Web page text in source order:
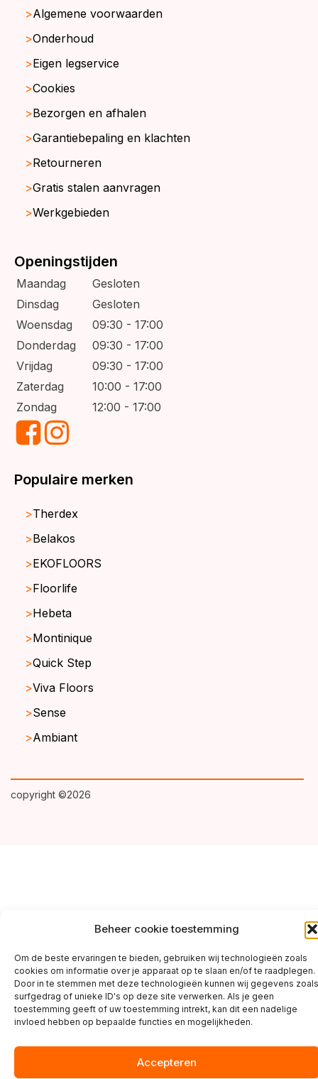
Beheer cookie toestemming
Om de beste ervaringen te bieden, gebruiken wij technologieën zoals
cookies om informatie over je apparaat op te slaan en/of te raadplegen.
Door in te stemmen met deze technologieën kunnen wij gegevens zoals
surfgedrag of unieke ID's op deze site verwerken. Als je geen
toestemming geeft of uw toestemming intrekt, kan dit een nadelige
invloed hebben op bepaalde functies en mogelijkheden.
Accepteren
Algemene voorwaarden
Onderhoud
Eigen legservice
Cookies
Bezorgen en afhalen
Garantiebepaling en klachten
Retourneren
Gratis stalen aanvragen
Werkgebieden
Openingstijden
Maandag
Gesloten
Dinsdag
Gesloten
Woensdag
09:30 - 17:00
Donderdag
09:30 - 17:00
Vrijdag
09:30 - 17:00
Zaterdag
10:00 - 17:00
Zondag
12:00 - 17:00
Populaire merken
Therdex
Belakos
EKOFLOORS
Floorlife
Hebeta
Montinique
Quick Step
Viva Floors
Sense
Ambiant
copyright ©2026